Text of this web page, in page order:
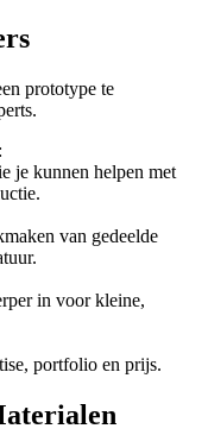
prototype te
je kunnen helpen met
van gedeelde
in voor kleine,
portfolio en prijs.